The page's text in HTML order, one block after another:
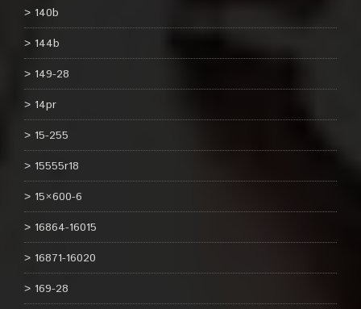
140b
144b
149-28
14pr
15-255
15555r18
15×600-6
16864-16015
16871-16020
169-28